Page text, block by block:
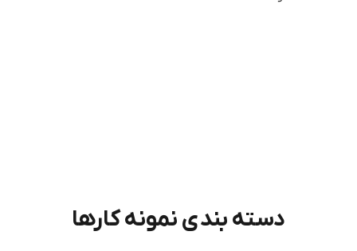
دسته بندی نمونه کارها